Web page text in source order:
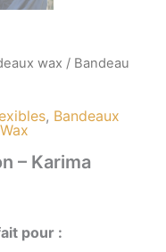
wax / Bandeau
, Bandeaux
Wax
– Karima
pour :